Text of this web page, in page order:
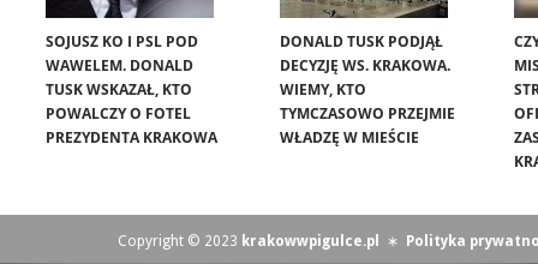
SOJUSZ KO I PSL POD
WAWELEM. DONALD
TUSK WSKAZAŁ, KTO
POWALCZY O FOTEL
PREZYDENTA KRAKOWA
DONALD TUSK PODJĄŁ
DECYZJĘ WS. KRAKOWA.
WIEMY, KTO
TYMCZASOWO PRZEJMIE
WŁADZĘ W MIEŚCIE
Copyright © 2023 krakowwpigulce.pl ∗ Polityka